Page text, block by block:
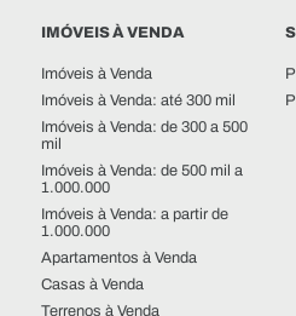
IMÓVEIS À VENDA
Imóveis à Venda
Imóveis à Venda: até 300 mil
Imóveis à Venda: de 300 a 500
mil
Imóveis à Venda: de 500 mil a
1.000.000
Imóveis à Venda: a partir de
1.000.000
Apartamentos à Venda
Casas à Venda
Terrenos à Venda